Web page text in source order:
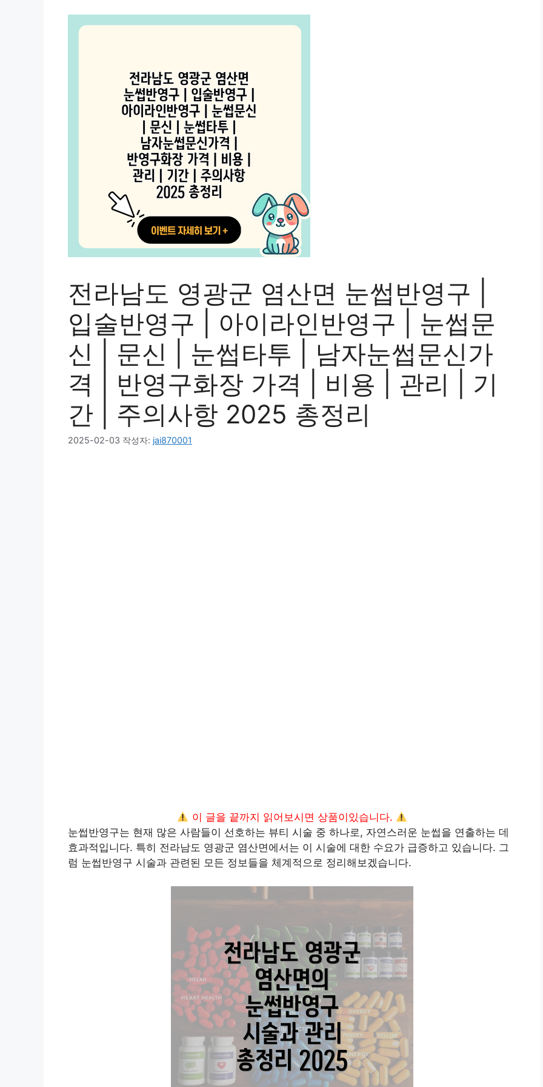
전라남도 영광군 염산면 눈썹반영구 |
입술반영구 | 아이라인반영구 | 눈썹문
신 | 문신 | 눈썹타투 | 남자눈썹문신가
격 | 반영구화장 가격 | 비용 | 관리 | 기
간 | 주의사항 2025 총정리
2025-02-03 작성자: jai870001
이 글을 끝까지 읽어보시면 상품이있습니다.
눈썹반영구는 현재 많은 사람들이 선호하는 뷰티 시술 중 하나로, 자연스러운 눈썹을 연출하는 데
효과적입니다. 특히 전라남도 영광군 염산면에서는 이 시술에 대한 수요가 급증하고 있습니다. 그
럼 눈썹반영구 시술과 관련된 모든 정보들을 체계적으로 정리해보겠습니다.